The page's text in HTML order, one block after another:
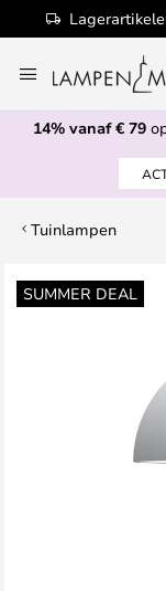
naar
de
inhoud
14% vanaf € 79
Tuinlampen
SUMMER DEAL
Ga
naar